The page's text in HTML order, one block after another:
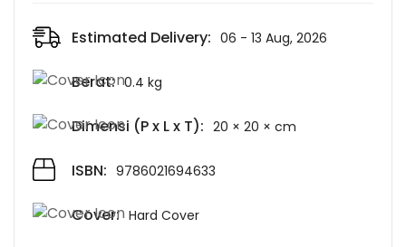
Estimated Delivery: 06 - 13 Aug, 2026
Berat: 0.4 kg
Dimensi (P x L x T): 20 × 20 × cm
ISBN: 9786021694633
Cover: Hard Cover